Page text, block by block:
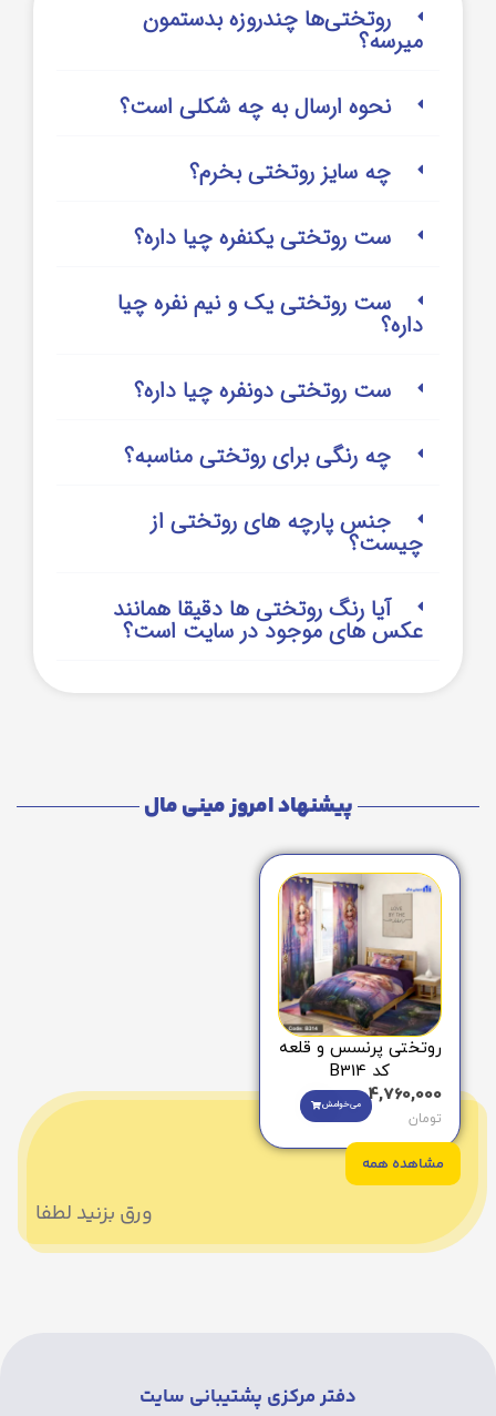
روتختی‌‌ها چندروزه بدستمون
میرسه؟
نحوه ارسال به چه شکلی است؟
چه سایز روتختی بخرم؟
ست روتختی یکنفره چیا داره؟
ست روتختی یک و نیم نفره چیا
داره؟
ست روتختی دونفره چیا داره؟
چه رنگی برای روتختی مناسبه؟
جنس پارچه های روتختی از
چیست؟
آیا رنگ روتختی ها دقیقا همانند
عکس های موجود در سایت است؟
پیشنهاد امروز مینی مال
روتختی پرنسس و قلعه
کد B314
4,760,000
تومان
می‌خوامش
مشاهده همه
ورق بزنید لطفا
دفتر مرکزی پشتیبانی سایت